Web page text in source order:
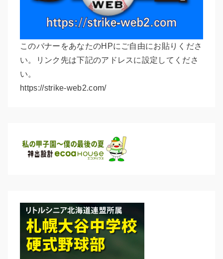
このバナーをあなたのHPにご自由にお貼りくださ
い。リンク先は下記のアドレスに設定してくださ
い。
https://strike-web2.com/